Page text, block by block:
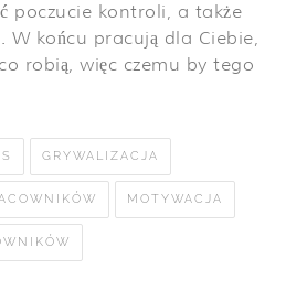
poczucie kontroli, a także
W końcu pracują dla Ciebie,
robią, więc czemu by tego
GRYWALIZACJA
MOTYWACJA